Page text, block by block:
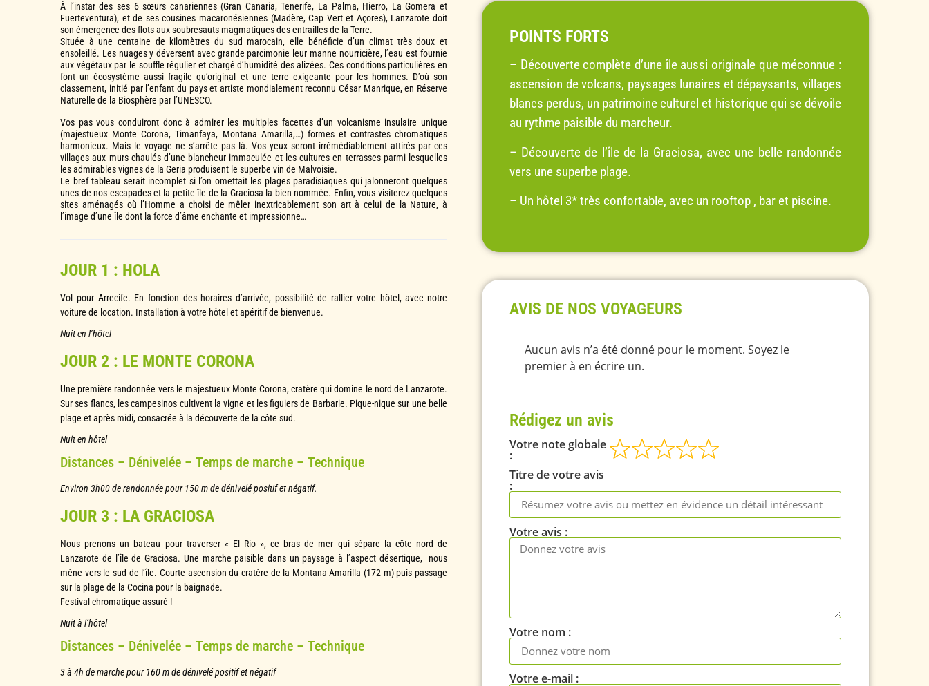
À l’instar des ses 6 sœurs canariennes (Gran Canaria, Tenerife, La Palma, Hierro, La Gomera et
Fuerteventura), et de ses cousines macaronésiennes (Madère, Cap Vert et Açores), Lanzarote doit
son émergence des flots aux soubresauts magmatiques des entrailles de la Terre.
Située à une centaine de kilomètres du sud marocain, elle bénéficie d’un climat très doux et
ensoleillé. Les nuages y déversent avec grande parcimonie leur manne nourricière, l’eau est fournie
aux végétaux par le souffle régulier et chargé d’humidité des alizées. Ces conditions particulières en
font un écosystème aussi fragile qu’original et une terre exigeante pour les hommes. D’où son
classement, initié par l’enfant du pays et artiste mondialement reconnu César Manrique, en Réserve
Naturelle de la Biosphère par l’UNESCO.
Vos pas vous conduiront donc à admirer les multiples facettes d’un volcanisme insulaire unique
(majestueux Monte Corona, Timanfaya, Montana Amarilla,…) formes et contrastes chromatiques
harmonieux. Mais le voyage ne s’arrête pas là. Vos yeux seront irrémédiablement attirés par ces
villages aux murs chaulés d’une blancheur immaculée et les cultures en terrasses parmi lesquelles
les admirables vignes de la Geria produisent le superbe vin de Malvoisie.
Le bref tableau serait incomplet si l’on omettait les plages paradisiaques qui jalonneront quelques
unes de nos escapades et la petite île de la Graciosa la bien nommée. Enfin, vous visiterez quelques
sites aménagés où l’Homme a choisi de mêler inextricablement son art à celui de la Nature, à
l’image d’une île dont la force d’âme enchante et impressionne…
JOUR 1 : HOLA
Vol pour Arrecife. En fonction des horaires d’arrivée, possibilité de rallier votre hôtel, avec notre
voiture de location. Installation à votre hôtel et apéritif de bienvenue.
Nuit en l’hôtel
JOUR 2 : LE MONTE CORONA
Une première randonnée vers le majestueux Monte Corona, cratère qui domine le nord de Lanzarote.
Sur ses flancs, les campesinos cultivent la vigne et les figuiers de Barbarie. Pique-nique sur une belle
plage et après midi, consacrée à la découverte de la côte sud.
Nuit en hôtel
Distances – Dénivelée – Temps de marche – Technique
Environ 3h00 de randonnée pour 150 m de dénivelé positif et négatif.
JOUR 3 : LA GRACIOSA
Nous prenons un bateau pour traverser « El Rio », ce bras de mer qui sépare la côte nord de
Lanzarote de l’île de Graciosa. Une marche paisible dans un paysage à l’aspect désertique, nous
mène vers le sud de l’île. Courte ascension du cratère de la Montana Amarilla (172 m) puis passage
sur la plage de la Cocina pour la baignade.
Festival chromatique assuré !
Nuit à l’hôtel
Distances – Dénivelée – Temps de marche – Technique
3 à 4h de marche pour 160 m de dénivelé positif et négatif
POINTS FORTS
– Découverte complète d’une île aussi originale que méconnue :
ascension de volcans, paysages lunaires et dépaysants, villages
blancs perdus, un patrimoine culturel et historique qui se dévoile
au rythme paisible du marcheur.
– Découverte de l’île de la Graciosa, avec une belle randonnée
vers une superbe plage.
– Un hôtel 3* très confortable, avec un rooftop , bar et piscine.
AVIS DE NOS VOYAGEURS
Aucun avis n’a été donné pour le moment. Soyez le
premier à en écrire un.
Rédigez un avis
Votre note globale
Titre de votre avis
Votre avis
Votre nom
Votre e-mail